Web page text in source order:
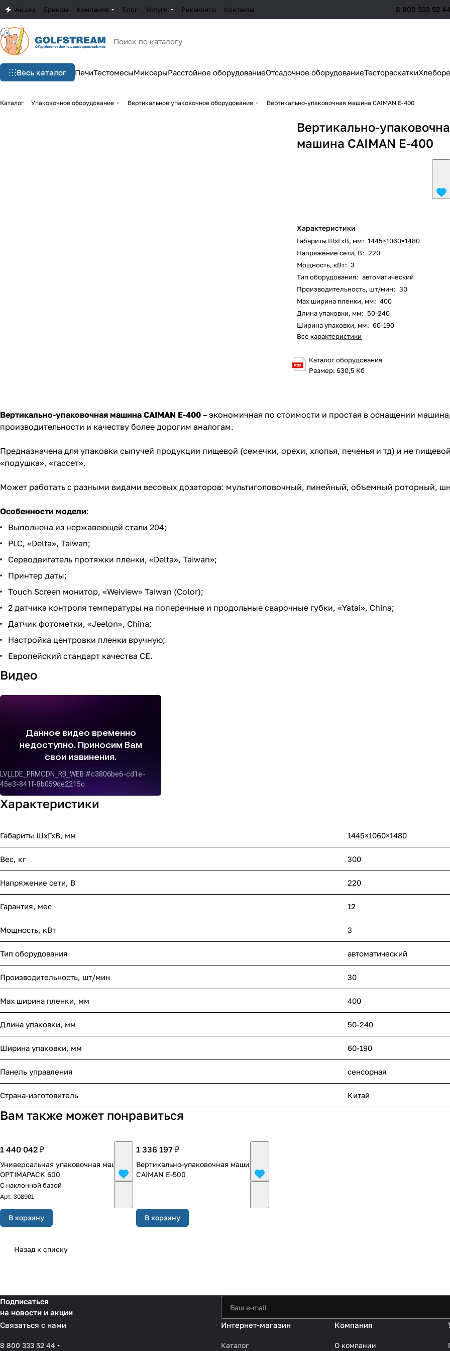
Акции Бренды Компания Блог Услуги Реквизиты Контакты 8 800 333 52 44
Весь каталог ПечиТестомесыМиксерыРасстойное оборудованиеОтсадочное оборудованиеТестораскатки
Каталог Упаковочное оборудование Вертикальное упаковочное оборудование Вертикально-упаковочная машина CAIMAN E-400
Вертикально-
машина CAIMAN E-400
Характеристики
Габариты ШхГхВ, мм: 1445×1060×1480
Напряжение сети, В: 220
Мощность, кВт: 3
Тип оборудования: автоматический
Производительность, шт/мин: 30
Мах ширина пленки, мм: 400
Длина упаковки, мм: 50-240
Ширина упаковки, мм: 60-190
Все характеристики
Каталог оборудования
Размер: 630,5 Кб
Вертикально-упаковочная машина CAIMAN E-400 – экономичная по стоимости и простая в оснащении
производительности и качеству более дорогим аналогам.
Предназначена для упаковки сыпучей продукции пищевой (семечки, орехи, хлопья, печенья и тд) и не
«подушка», «гассет».
Может работать с разными видами весовых дозаторов: мультиголовочный, линейный, объемный роторный,
Особенности модели:
Выполнена из нержавеющей стали 204;
PLC, «Delta», Taiwan;
Серводвигатель протяжки пленки, «Delta», Taiwan»;
Принтер даты;
Touch Screen монитор, «Weiview» Taiwan (Color);
2 датчика контроля температуры на поперечные и продольные сварочные губки, «Yatai», China;
Датчик фотометки, «Jeelon», China;
Настройка центровки пленки вручную;
Европейский стандарт качества СЕ.
Видео
Характеристики
Габариты ШхГхВ, мм 1445×1060×1480
Вес, кг 300
Напряжение сети, В 220
Гарантия, мес 12
Мощность, кВт 3
Тип оборудования автоматический
Производительность, шт/мин 30
Мах ширина пленки, мм 400
Длина упаковки, мм 50-240
Ширина упаковки, мм 60-190
Панель управления сенсорная
Страна-изготовитель Китай
Вам также может понравиться
1 440 042 ₽
Универсальная упаковочная машина
OPTIMAPACK 600
С наклонной базой
Арт. 308901
В корзину
1 336 197 ₽
Вертикально-упаковочная машина
CAIMAN E-500
В корзину
Назад к списку
Подписаться
на новости и акции
Связаться с нами
8 800 333 52 44
Интернет-магазин
Каталог
Компания
О компании